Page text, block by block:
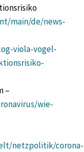
main/de/news-
viola-vogel-
–
wie-
netzpolitik/corona-